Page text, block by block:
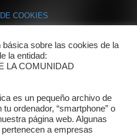
COOKIES
estamos
básica sobre las cookies de la
la entidad:
LA COMUNIDAD
es un pequeño archivo de
ordenador, “smartphone” o
página web. Algunas
a empresas